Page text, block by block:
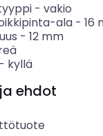
- vakio
ala- 16
- 12 mm
kyllä
ehdot